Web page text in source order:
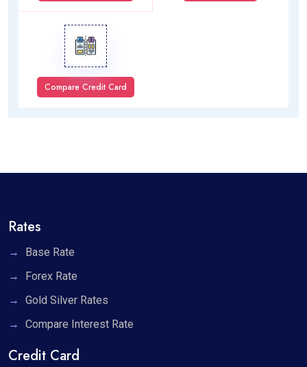
Compare Credit Card
Rates
Base Rate
Forex Rate
Gold Silver Rates
Compare Interest Rate
Credit Card